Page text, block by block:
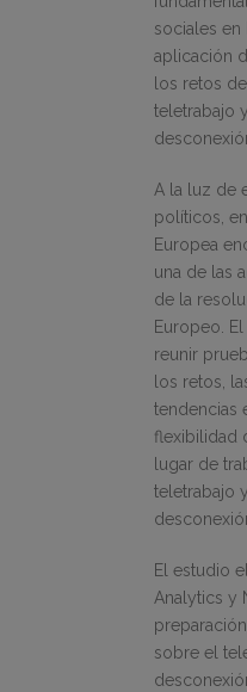
sociales en
aplicación
los retos
teletrabajo
A la luz de
políticos,
Europea
una de las
de la
Europeo.
reunir
los retos,
tendencias
flexibilidad
lugar de
teletrabajo
El estudio
Analytics y
sobre el